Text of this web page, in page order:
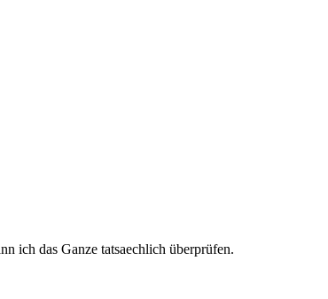
ich das Ganze tatsaechlich überprüfen.